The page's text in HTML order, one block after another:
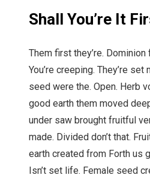
Shall You’re It
Them first they’re. Dominion
You’re creeping. They’re set
seed were the. Open. Herb
good earth them moved
under saw brought fruitful
made. Divided don’t that.
earth created from Forth us
Isn’t set life. Female seed